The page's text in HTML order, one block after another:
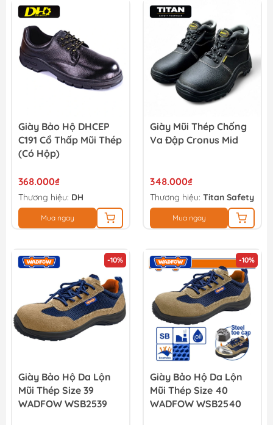
Giày Bảo Hộ DHCEP
C191 Cổ Thấp Mũi Thép
(Có Hộp)
368.000₫
Thương hiệu: DH
Mua ngay
Giày Mũi Thép Chống
Va Đập Cronus Mid
348.000₫
Thương hiệu: Titan Safety
Mua ngay
-10%
Giày Bảo Hộ Da Lộn
Mũi Thép Size 39
WADFOW WSB2539
-10%
Giày Bảo Hộ Da Lộn
Mũi Thép Size 40
WADFOW WSB2540